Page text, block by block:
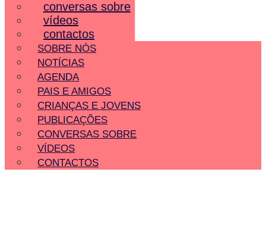
conversas sobre
vídeos
contactos
SOBRE NÓS
NOTÍCIAS
AGENDA
PAIS E AMIGOS
CRIANÇAS E JOVENS
PUBLICAÇÕES
CONVERSAS SOBRE
VÍDEOS
CONTACTOS